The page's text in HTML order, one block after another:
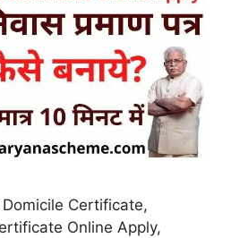
Certificate,
Online Apply,